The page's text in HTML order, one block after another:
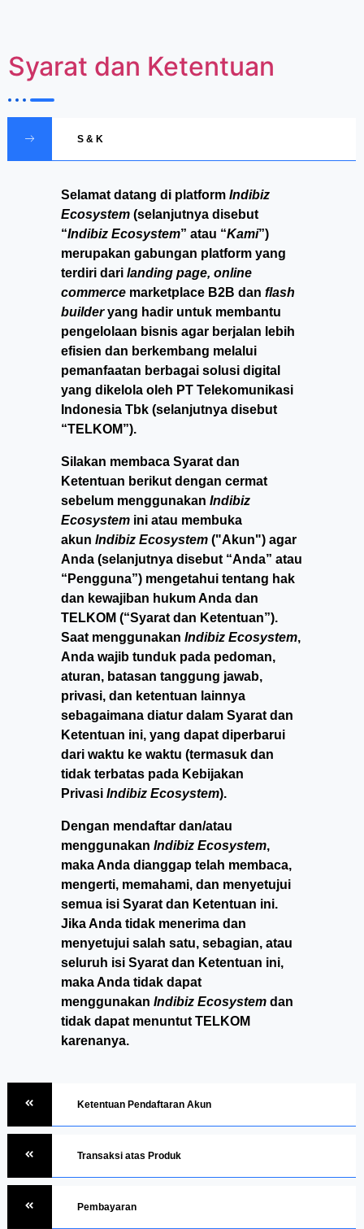
Syarat dan Ketentuan
S & K
Selamat datang di platform Indibiz
Ecosystem (selanjutnya disebut
“Indibiz Ecosystem” atau “Kami”)
merupakan gabungan platform yang
terdiri dari landing page, online
commerce marketplace B2B dan flash
builderyang hadir untuk membantu
pengelolaan bisnis agar berjalan lebih
efisien dan berkembang melalui
pemanfaatan berbagai solusi digital
yang dikelola oleh PT Telekomunikasi
Indonesia Tbk (selanjutnya disebut
“TELKOM”).
Silakan membaca Syarat dan
Ketentuan berikut dengan cermat
sebelum menggunakan Indibiz
Ecosystem ini atau membuka
akun Indibiz Ecosystem ("Akun") agar
Anda (selanjutnya disebut “Anda” atau
“Pengguna”) mengetahui tentang hak
dan kewajiban hukum Anda dan
TELKOM (“Syarat dan Ketentuan”).
Saat menggunakan Indibiz Ecosystem,
Anda wajib tunduk pada pedoman,
aturan, batasan tanggung jawab,
privasi, dan ketentuan lainnya
sebagaimana diatur dalam Syarat dan
Ketentuan ini, yang dapat diperbarui
dari waktu ke waktu (termasuk dan
tidak terbatas pada Kebijakan
Privasi Indibiz Ecosystem).
Dengan mendaftar dan/atau
menggunakan Indibiz Ecosystem,
maka Anda dianggap telah membaca,
mengerti, memahami, dan menyetujui
semua isi Syarat dan Ketentuan ini.
Jika Anda tidak menerima dan
menyetujui salah satu, sebagian, atau
seluruh isi Syarat dan Ketentuan ini,
maka Anda tidak dapat
menggunakan Indibiz Ecosystem dan
tidak dapat menuntut TELKOM
karenanya.
Ketentuan Pendaftaran Akun
Transaksi atas Produk
Pembayaran